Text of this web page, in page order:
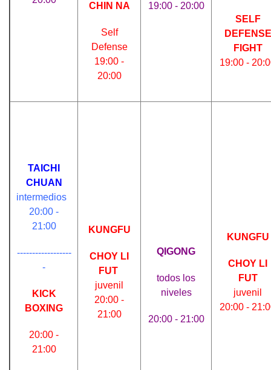
CHIN NA
Self
Defense
19:00 -
20:00
19:00 - 20:00
SELF
DEFENSE
FIGHT
19:00 -
TAICHI
CHUAN
intermedios
20:00 -
21:00
------------------
-
KICK
BOXING
20:00 -
21:00
KUNGFU
CHOY LI
FUT
juvenil
20:00 -
21:00
QIGONG
todos los
niveles
20:00 - 21:00
KUNGFU
CHOY LI
FUT
juvenil
20:00 -